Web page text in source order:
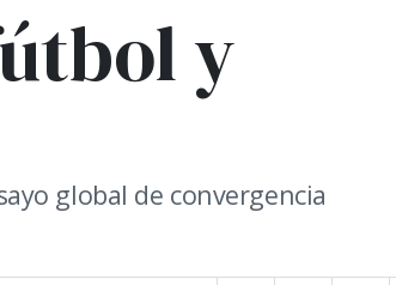
y
global de convergencia